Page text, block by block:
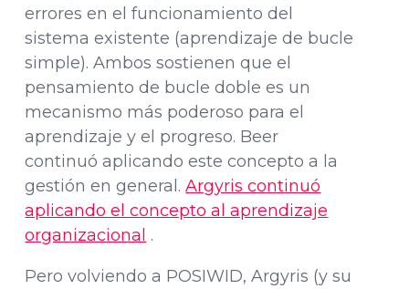
errores en el funcionamiento del
sistema existente (aprendizaje de bucle
simple). Ambos sostienen que el
pensamiento de bucle doble es un
mecanismo más poderoso para el
aprendizaje y el progreso. Beer
continuó aplicando este concepto a la
gestión en general.Argyris continuó
aplicando el concepto al aprendizaje
organizacional .
Pero volviendo a POSIWID, Argyris (y su